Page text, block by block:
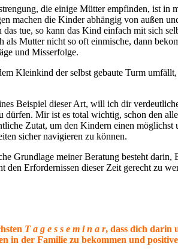
die einige Mütter empfinden, ist in
machen die Kinder abhängig von außen
das tue, so kann das Kind einfach mit sich
als Mutter nicht so oft einmische, dann
und Misserfolge.
Kleinkind der selbst gebaute Turm
Beispiel dieser Art, will ich dir
dürfen. Mir ist es total wichtig, schon den
Zutat, um den Kindern einen möglichst
sicher navigieren zu können.
Grundlage meiner Beratung besteht
den Erfordernissen dieser Zeit gerecht zu
T a g e s s e m i n a r, dass dich darin
in der Familie zu bekommen und